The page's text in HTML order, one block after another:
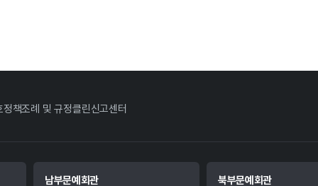
정책조례 및 규정클린신고센터
남부문예회관 북부문예회관